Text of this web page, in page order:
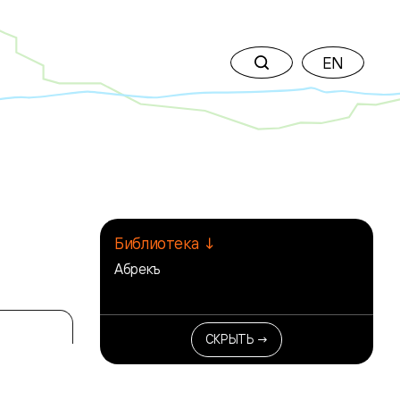
EN
Библиотека ↓
Абрекъ
СКРЫТЬ →